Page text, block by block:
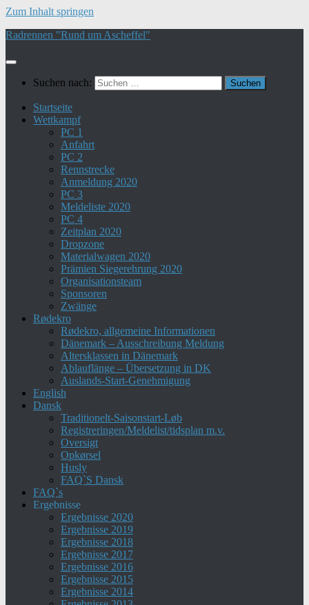
Zum Inhalt springen
Radrennen "Rund um Ascheffel"
Suchen nach:
Startseite
Wettkampf
PC 1
Anfahrt
PC 2
Rennstrecke
Anmeldung 2020
PC 3
Meldeliste 2020
PC 4
Zeitplan 2020
Dropzone
Materialwagen 2020
Prämien Siegerehrung 2020
Organisationsteam
Sponsoren
Zwänge
Rødekro
Rødekro, allgemeine Informationen
Dänemark – Ausschreibung Meldung
Altersklassen in Dänemark
Ablauflänge – Übersetzung in DK
Auslands-Start-Genehmigung
English
Dansk
Traditionelt-Saisonstart-Løb
Registreringen/Meldelist/tidsplan m.v.
Oversigt
Opkørsel
Husly
FAQ`S Dansk
FAQ`s
Ergebnisse
Ergebnisse 2020
Ergebnisse 2019
Ergebnisse 2018
Ergebnisse 2017
Ergebnisse 2016
Ergebnisse 2015
Ergebnisse 2014